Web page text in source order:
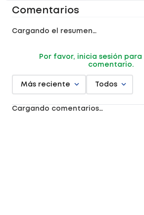
Comentarios
Cargando el resumen…
Por favor, inicia sesión para
comentario.
Más reciente Todos
Cargando comentarios…